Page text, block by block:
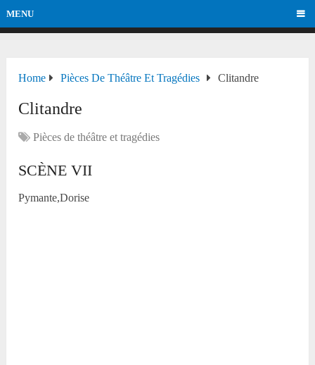
MENU
Home Pièces De Théâtre Et Tragédies Clitandre
Clitandre
Pièces de théâtre et tragédies
SCÈNE VII
Pymante,Dorise